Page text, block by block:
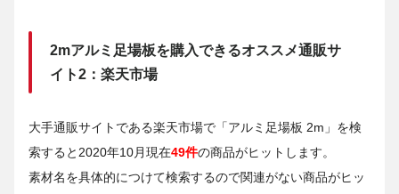
2mアルミ足場板を購入できるオススメ通販サ
イト2：楽天市場
大手通販サイトである楽天市場で「アルミ足場板 2m」を検
索すると2020年10月現在49件の商品がヒットします。
素材名を具体的につけて検索するので関連がない商品がヒッ